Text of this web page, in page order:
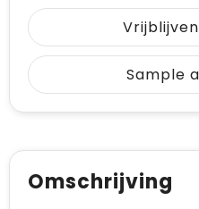
Sample
Omschrijving